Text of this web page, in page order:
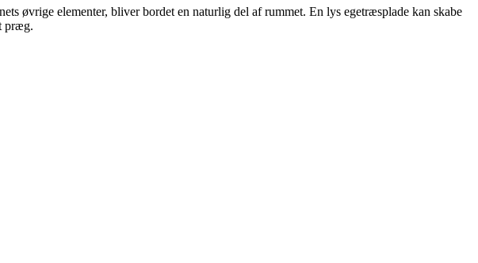
øvrige elementer, bliver bordet en naturlig del af rummet. En lys egetræsplade kan skabe
præg.